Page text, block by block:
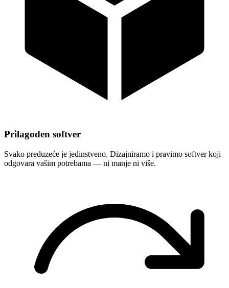
Prilagođen softver
Svako preduzeće je jedinstveno. Dizajniramo i pravimo softver koji
odgovara vašim potrebama — ni manje ni više.